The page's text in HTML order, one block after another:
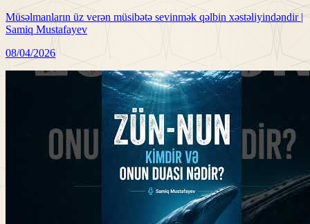
Müsəlmanların üz verən müsibətə sevinmək qəlbin xəstəliyindəndir |
Samiq Mustafayev
08/04/2026